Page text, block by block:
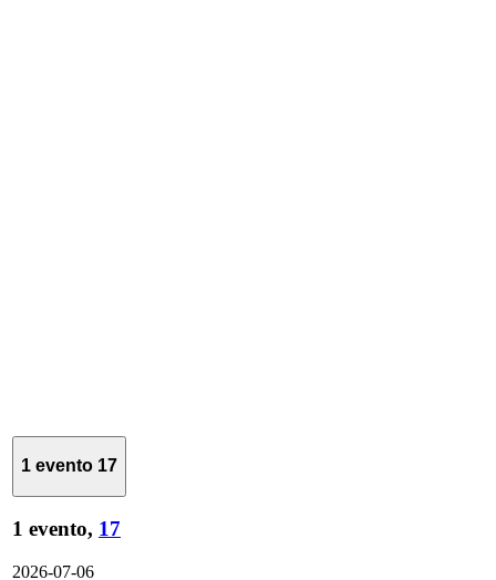
1 evento 17
1 evento, 17
2026-07-06